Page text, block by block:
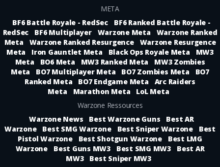
META
BF6 Battle Royale - RedSec
BF6 Ranked Battle Royale -
RedSec
BF6 Multiplayer Warzone Meta
Warzone Ranked
Meta
Warzone Ranked Resurgence
Warzone Resurgence
Meta
Iron Gauntlet Meta Black Ops Royale Meta
MW3
Meta
BO6 Meta MW3 Ranked Meta
MW3 Zombies
Meta
BO7 Multiplayer Meta BO7 Zombies Meta
BO7
Ranked Meta
BO7 Endgame Meta
Arc Raiders
Meta
Marathon Meta
LoL Meta
Warzone Ressources
Warzone News
Best Warzone Guns
Best AR
Warzone
Best SMG Warzone Best Sniper Warzone
Best
Pistol Warzone
Best Shotgun Warzone
Best LMG
Warzone
Best Guns MW3 Best SMG MW3
Best AR
MW3
Best Sniper MW3